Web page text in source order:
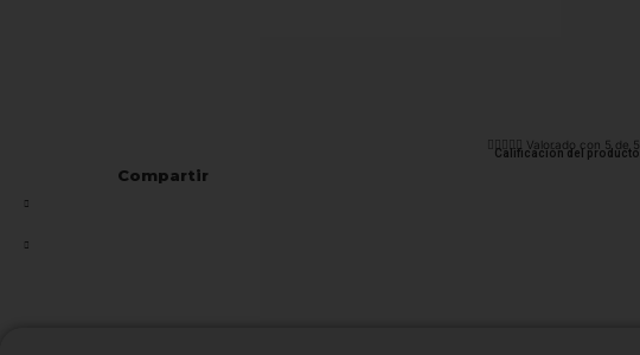
Calificación del producto
Valorado con 5 de 5
Compartir